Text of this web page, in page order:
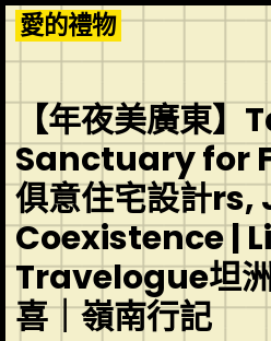
Skip
to
content
愛的禮物
【年夜美廣東
Sanctuary for
俱意住宅設計
Coexistence |
Travelogue坦
喜｜嶺南行記